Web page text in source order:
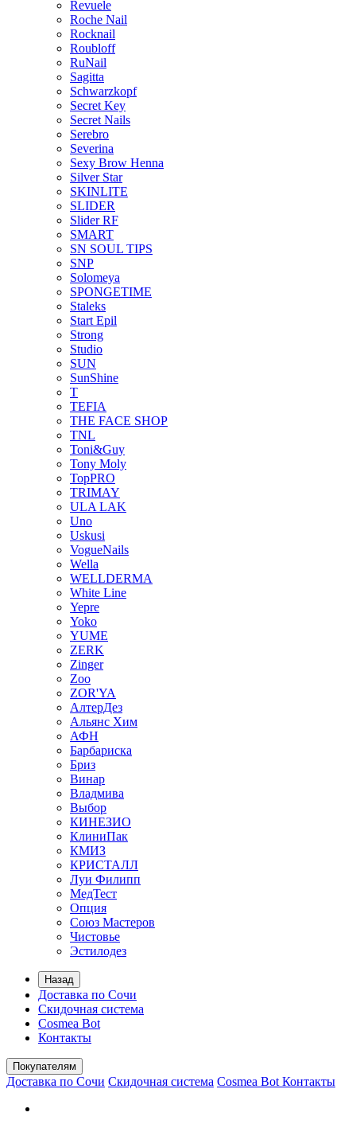
Revuele
Roche Nail
Rocknail
Roubloff
RuNail
Sagitta
Schwarzkopf
Secret Key
Secret Nails
Serebro
Severina
Sexy Brow Henna
Silver Star
SKINLITE
SLIDER
Slider RF
SMART
SN SOUL TIPS
SNP
Solomeya
SPONGETIME
Staleks
Start Epil
Strong
Studio
SUN
SunShine
T
TEFIA
THE FACE SHOP
TNL
Toni&Guy
Tony Moly
TopPRO
TRIMAY
ULA LAK
Uno
Uskusi
VogueNails
Wella
WELLDERMA
White Line
Yepre
Yoko
YUME
ZERK
Zinger
Zoo
ZOR'YA
АлтерДез
Альянс Хим
АФН
Барбариска
Бриз
Винар
Владмива
Выбор
КИНЕЗИО
КлиниПак
КМИЗ
КРИСТАЛЛ
Луи Филипп
МедТест
Опция
Союз Мастеров
Чистовье
Эстилодез
Назад
Доставка по Сочи
Скидочная система
Cosmea Bot
Контакты
Покупателям
Доставка по Сочи Скидочная система Cosmea Bot Контакты